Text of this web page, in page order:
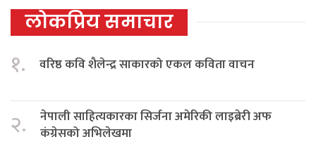
लोकप्रिय समाचार
१. वरिष्ठ कवि शैलेन्द्र साकारको एकल कविता वाचन
२.
नेपाली साहित्यकारका सिर्जना अमेरिकी लाइब्रेरी अफ
कंग्रेसको अभिलेखमा